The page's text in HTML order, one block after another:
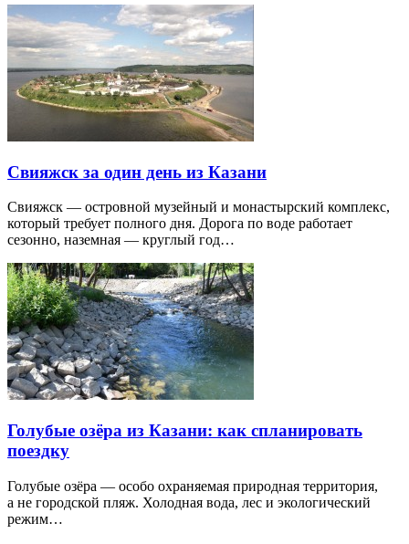
Свияжск за один день из Казани
Свияжск — островной музейный и монастырский комплекс,
который требует полного дня. Дорога по воде работает
сезонно, наземная — круглый год…
Голубые озёра из Казани: как спланировать
поездку
Голубые озёра — особо охраняемая природная территория,
а не городской пляж. Холодная вода, лес и экологический
режим…